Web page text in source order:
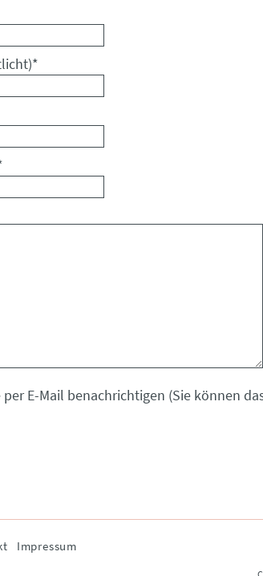
*
E-Mail benachrichtigen (Sie können
Impressum